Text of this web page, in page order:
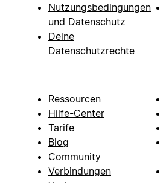
Nutzungsbedingungen
und Datenschutz
Deine
Datenschutzrechte
Ressourcen
Hilfe-Center
Tarife
Blog
Community
Verbindungen